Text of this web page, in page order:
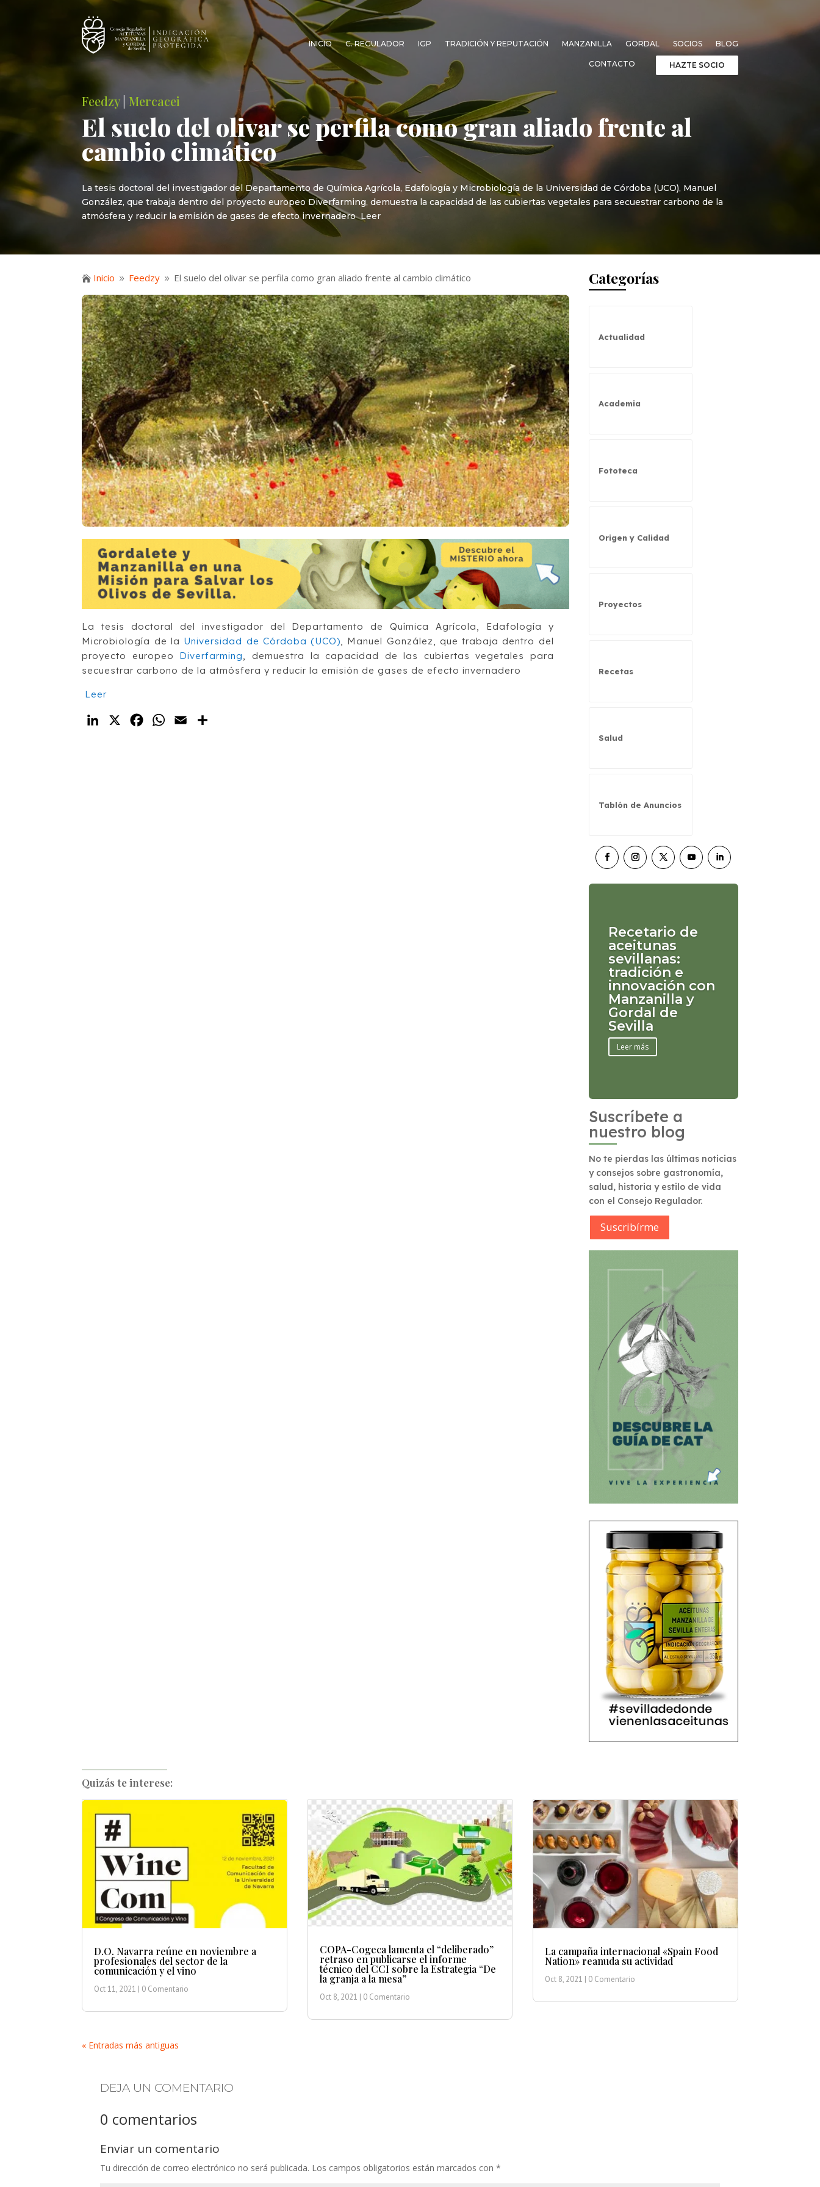
INICIO C. REGULADOR IGP TRADICIÓN Y REPUTACIÓN MANZANILLA GORDAL SOCIOS BLOG
CONTACTO HAZTE SOCIO
Feedzy|Mercacei
El suelo del olivar se perfila como gran aliado frente al
cambio climático
La tesis doctoral del investigador del Departamento de Química Agrícola, Edafología y Microbiología de la Universidad de Córdoba (UCO), Manuel
González, que trabaja dentro del proyecto europeo Diverfarming, demuestra la capacidad de las cubiertas vegetales para secuestrar carbono de la
atmósfera y reducir la emisión de gases de efecto invernadero Leer
 Inicio 9 Feedzy 9 El suelo del olivar se perfila como gran aliado frente al cambio climático
La tesis doctoral del investigador del Departamento de Química Agrícola, Edafología y
Microbiología de la Universidad de Córdoba (UCO) , Manuel González, que trabaja dentro del
proyecto europeo Diverfarming
demuestra la capacidad de las cubiertas vegetales para
secuestrar carbono de la atmósfera y reducir la emisión de gases de efecto invernadero
Leer
LinkedIn
X FacebookWhatsApp
Email
Categorías
Actualidad
Academia
Fototeca
Origen y Calidad
Proyectos
Recetas
Salud
Tablón de Anuncios
Recetario de
aceitunas
sevillanas:
tradición e
innovación con
Manzanilla y
Gordal de
Sevilla
Leer más
Suscríbete a
nuestro blog
No te pierdas las últimas noticias
y consejos sobre gastronomía,
salud, historia y estilo de vida
con el Consejo Regulador.
Suscribírme
Quizás te interese:
D.O. Navarra reúne en noviembre a
profesionales del sector de la
comunicación y el vino
Oct 11, 2021 | 0 Comentario
COPA-Cogeca lamenta el “deliberado”
retraso en publicarse el informe
técnico del CCI sobre la Estrategia “De
la granja a la mesa”
Oct 8, 2021 | 0 Comentario
La campaña internacional «Spain Food
Nation» reanuda su actividad
Oct 8, 2021 | 0 Comentario
« Entradas más antiguas
DEJA UN COMENTARIO
0 comentarios
Enviar un comentario
Tu dirección de correo electrónico no será publicada. Los campos obligatorios están marcados con*